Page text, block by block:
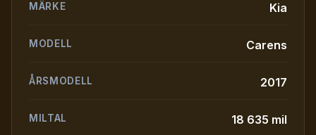
MÄRKE Kia
MODELL Carens
ÅRSMODELL 2017
MILTAL 18 635 mil